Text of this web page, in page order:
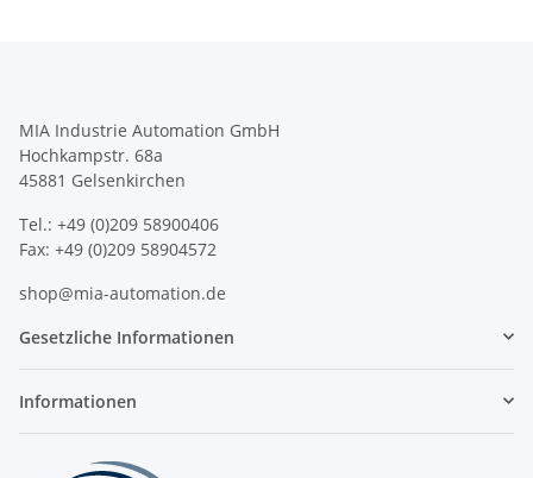
MIA Industrie Automation GmbH
Hochkampstr. 68a
45881 Gelsenkirchen
Tel.: +49 (0)209 58900406
Fax: +49 (0)209 58904572
shop@mia-automation.de
Gesetzliche Informationen
Informationen